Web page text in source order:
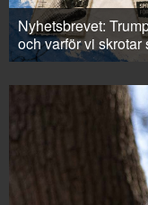
Nyhetsbrevet:
och varför vi skrotar